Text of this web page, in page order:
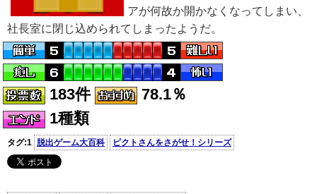
アが何故か開かなくなってしまい、
社長室に閉じ込められてしまったようだ。
183件
78.1％
1種類
タグ:1 脱出ゲーム大百科 ピクトさんをさがせ！シリーズ